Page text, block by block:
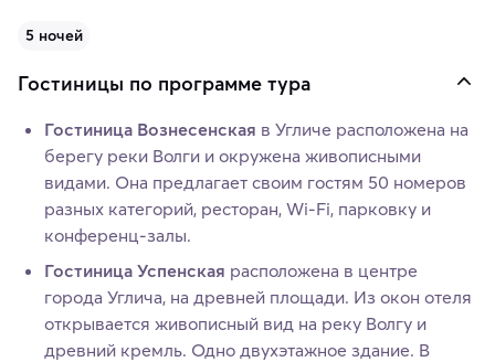
5 ночей
Гостиницы по программе тура
Гостиница Вознесенская в Угличе расположена на
берегу реки Волги и окружена живописными
видами. Она предлагает своим гостям 50 номеров
разных категорий, ресторан, Wi-Fi, парковку и
конференц-залы.
Гостиница Успенская расположена в центре
города Углича, на древней площади. Из окон отеля
открывается живописный вид на реку Волгу и
древний кремль. Одно двухэтажное здание. В